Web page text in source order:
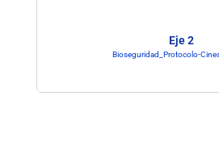
Eje 2
Bioseguridad_Protocolo-